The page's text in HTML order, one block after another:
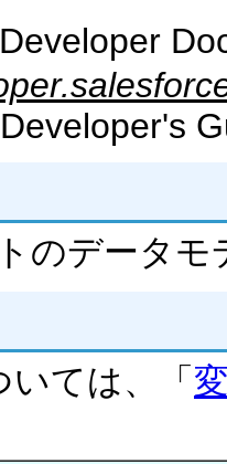
Developer
のデータ
ては、「